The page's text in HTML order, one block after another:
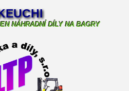
NÁHRADNÍ DÍLY NA BAGRY